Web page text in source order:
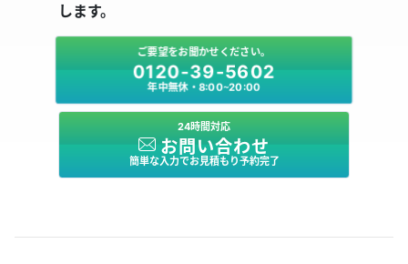
します。
ご要望をお聞かせください。
0120-39-5602
年中無休・8:00～20:00
24時間対応
お問い合わせ
簡単な入力でお見積もり予約完了